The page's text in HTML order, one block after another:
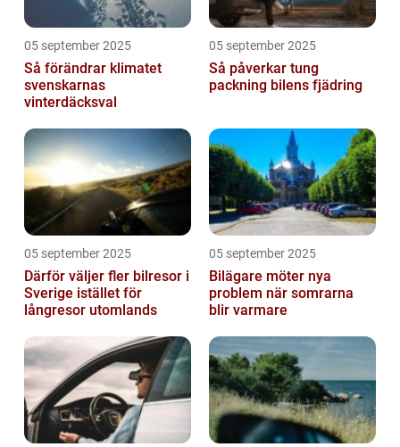
05 september 2025
Så förändrar klimatet
svenskarnas
vinterdäcksval
05 september 2025
Så påverkar tung
packning bilens fjädring
05 september 2025
Därför väljer fler bilresor i
Sverige istället för
långresor utomlands
05 september 2025
Bilägare möter nya
problem när somrarna
blir varmare